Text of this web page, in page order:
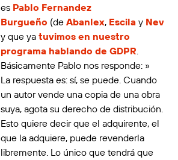
es Pablo Fernandez
Burgueño (de Abanlex, Escila y
y que ya tuvimos en nuestro
programa hablando de GDPR.
Básicamente Pablo nos responde: »
La respuesta es: sí, se puede. Cuando
un autor vende una copia de una obra
suya, agota su derecho de distribución.
Esto quiere decir que el adquirente, el
que la adquiere, puede revenderla
libremente. Lo único que tendrá que